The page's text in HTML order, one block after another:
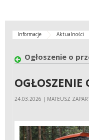
Informacje Aktualności
Ogłoszenie o
OGŁOSZENIE
24.03.2026 | MATEUSZ